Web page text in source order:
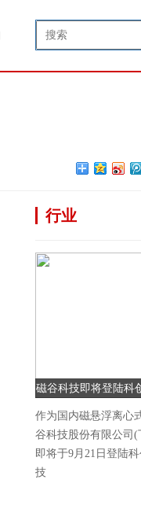
行业
磁谷科技即将登陆科
升
作为国内磁悬浮离心
谷科技股份有限公司(
即将于9月21日登陆
技